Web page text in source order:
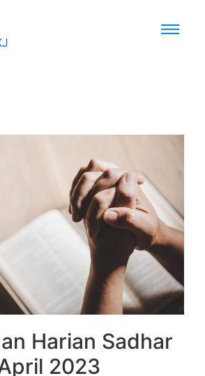
Harian Sadhar
2023